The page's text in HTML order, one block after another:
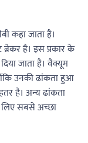
कहा जाता है।
है। इस प्रकार के
जाता है। वैक्यूम
उनकी ढांकता हुआ
है। अन्य ढांकता
सबसे अच्छा